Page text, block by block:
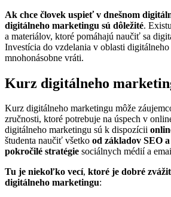
Ak chce človek uspieť v dnešnom
digitálneho marketingu sú dôležité.
a materiálov, ktoré pomáhajú naučiť sa
Investícia do vzdelania v oblasti
mnohonásobne vráti.
Kurz digitálneho
Kurz digitálneho marketingu môže
zručnosti, ktoré potrebuje na úspech v
digitálneho marketingu sú k dispozícii
študenta naučiť všetko od základov SEO
pokročilé stratégie sociálnych médií a
Tu je niekoľko vecí, ktoré je dobré
digitálneho marketingu: